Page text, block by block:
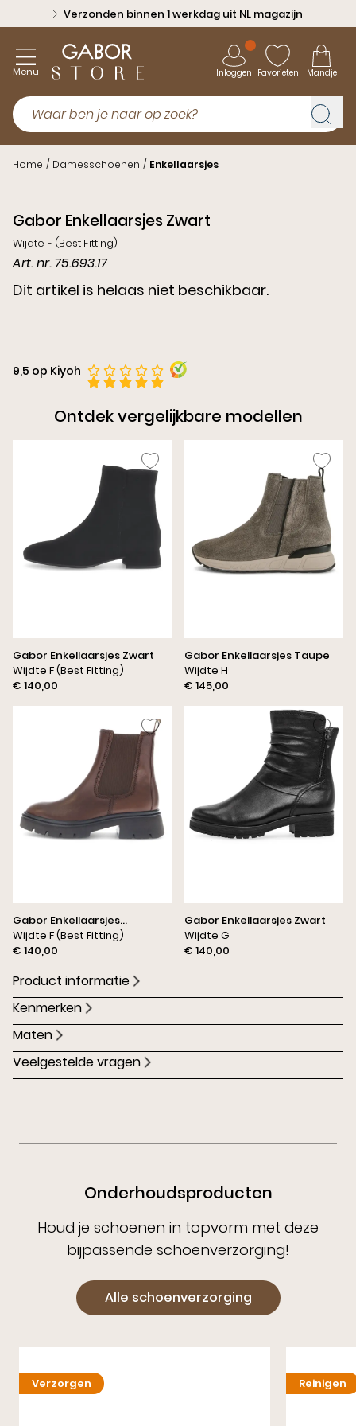
Verzonden binnen 1 werkdag uit NL magazijn
Menu Inloggen Favorieten Mandje
Home / Damesschoenen / Enkellaarsjes
Gabor Enkellaarsjes Zwart
Wijdte F (Best Fitting)
Art. nr. 75.693.17
Dit artikel is helaas niet beschikbaar.
9,5 op Kiyoh
Ontdek vergelijkbare modellen
Gabor Enkellaarsjes Zwart
Wijdte F (Best Fitting)
€ 140,00
Gabor Enkellaarsjes Taupe
Wijdte H
€ 145,00
Gabor Enkellaarsjes
Donkerbruin
Wijdte F (Best Fitting)
€ 140,00
Gabor Enkellaarsjes Zwart
Wijdte G
€ 140,00
Product informatie
Kenmerken
Maten
Veelgestelde vragen
Onderhoudsproducten
Houd je schoenen in topvorm met deze
bijpassende schoenverzorging!
Alle schoenverzorging
Verzorgen Reinigen